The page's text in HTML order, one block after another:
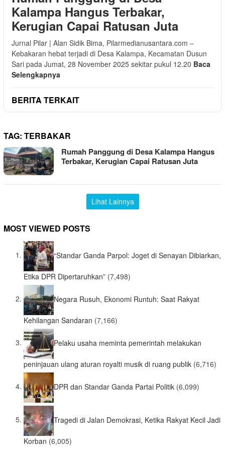
Kalampa Hangus Terbakar,
Kerugian Capai Ratusan Juta
Jurnal Pilar | Alan Sidik Bima, Pilarmedianusantara.com –
Kebakaran hebat terjadi di Desa Kalampa, Kecamatan Dusun
Sari pada Jumat, 28 November 2025 sekitar pukul 12.20 Baca
Selengkapnya
BERITA TERKAIT
TAG: TERBAKAR
Rumah Panggung di Desa Kalampa Hangus
Terbakar, Kerugian Capai Ratusan Juta
Lihat Lainnya
MOST VIEWED POSTS
“Standar Ganda Parpol: Joget di Senayan Dibiarkan,
Etika DPR Dipertaruhkan” (7,498)
Negara Rusuh, Ekonomi Runtuh: Saat Rakyat
Kehilangan Sandaran (7,166)
Pelaku usaha meminta pemerintah melakukan
peninjauan ulang aturan royalti musik di ruang publik (6,716)
DPR dan Standar Ganda Partai Politik (6,099)
Tragedi di Jalan Demokrasi, Ketika Rakyat Kecil Jadi
Korban (6,005)